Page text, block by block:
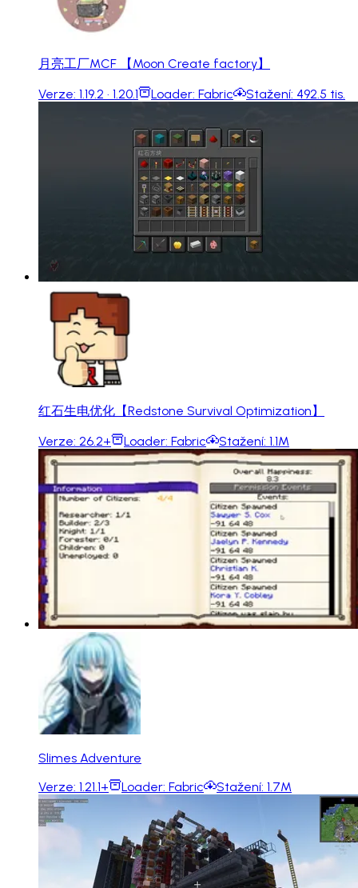
月亮工厂MCF 【Moon Create factory】
Verze: 1.19.2 · 1.20.1 Loader: Fabric Stažení: 492.5 tis.
红石生电优化【Redstone Survival Optimization】
Verze: 26.2+ Loader: Fabric Stažení: 1.1M
Slimes Adventure
Verze: 1.21.1+ Loader: Fabric Stažení: 1.7M